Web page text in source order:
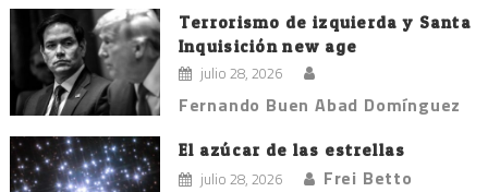
Terrorismo de izquierda y Santa
Inquisición new age
julio 28, 2026
Fernando Buen Abad Domínguez
El azúcar de las estrellas
julio 28, 2026 Frei Betto